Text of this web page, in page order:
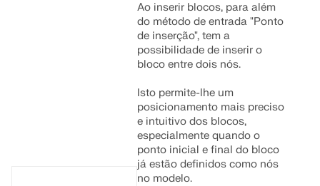
Ao inserir blocos, para além
do método de entrada "Ponto
de inserção", tem a
possibilidade de inserir o
bloco entre dois nós.
Isto permite-lhe um
posicionamento mais preciso
e intuitivo dos blocos,
especialmente quando o
ponto inicial e final do bloco
já estão definidos como nós
no modelo.